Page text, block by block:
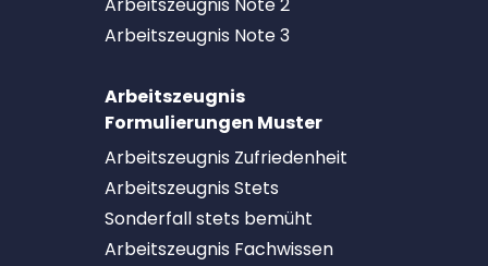
Arbeitszeugnis Note 2
Arbeitszeugnis Note 3
Arbeitszeugnis
Formulierungen Muster
Arbeitszeugnis Zufriedenheit
Arbeitszeugnis Stets
Sonderfall stets bemüht
Arbeitszeugnis Fachwissen